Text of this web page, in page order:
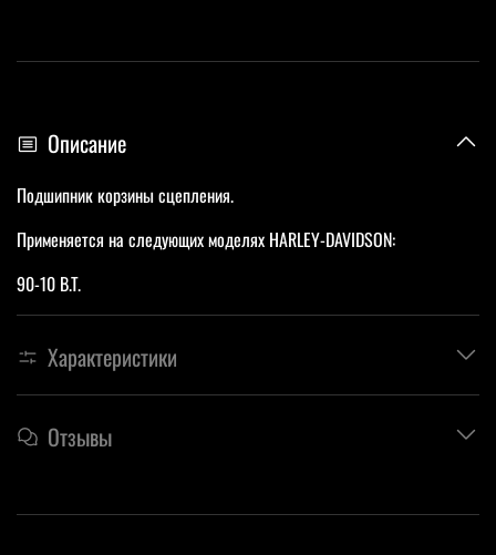
Описание
Подшипник корзины сцепления.
Применяется на следующих моделях HARLEY-DAVIDSON:
90-10 B.T.
Характеристики
Отзывы